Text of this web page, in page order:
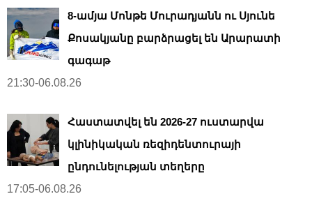
8-ամյա Մոնթե Մուրադյանն ու Սյունե
Քոսակյանը բարձրացել են Արարատի
գագաթ
21:30-06.08.26
Հաստատվել են 2026-27 ուստարվա
կլինիկական ռեզիդենտուրայի
ընդունելության տեղերը
17:05-06.08.26